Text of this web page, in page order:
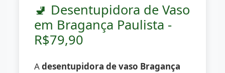
🚽 Desentupidora de Vaso
em Bragança Paulista -
R$79,90
Adesentupidora de vaso Bragança